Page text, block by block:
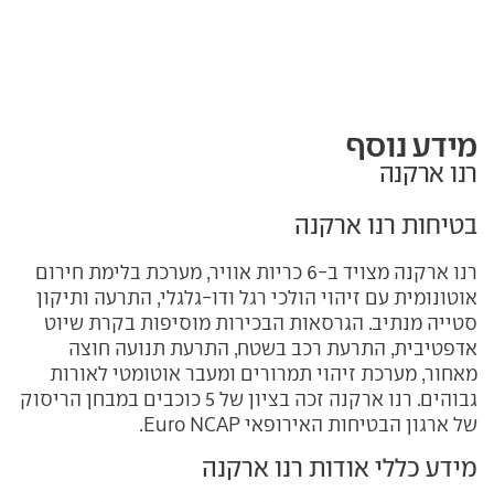
מידע נוסף
רנו ארקנה
בטיחות רנו ארקנה
רנו ארקנה מצויד ב-6 כריות אוויר, מערכת בלימת חירום
אוטונומית עם זיהוי הולכי רגל ודו-גלגלי, התרעה ותיקון
סטייה מנתיב. הגרסאות הבכירות מוסיפות בקרת שיוט
אדפטיבית, התרעת רכב בשטח, התרעת תנועה חוצה
מאחור, מערכת זיהוי תמרורים ומעבר אוטומטי לאורות
גבוהים. רנו ארקנה זכה בציון של 5 כוכבים במבחן הריסוק
של ארגון הבטיחות האירופאי Euro NCAP.
מידע כללי אודות רנו ארקנה